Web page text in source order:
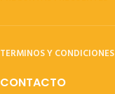
TERMINOS Y CONDICIONES
CONTACTO